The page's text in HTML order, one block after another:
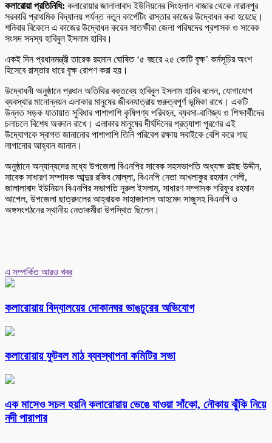
কলারোয়া প্রতিনিধি: কলারোয়ার জালালাবাদ ইউনিয়নের সিংহলাল বাজার থেকে নারানপুর
সরকারি প্রাথমিক বিদ্যালয় পর্যন্ত নতুন কার্পেটিং রাস্তার কাজের উদ্বোধন করা হয়েছে।
শনিবার বিকেলে এ কাজের উদ্বোধন করেন সাতক্ষীরা জেলা পরিষদের প্রশাসক ও সাবেক
সংসদ সদস্য হাবিবুল ইসলাম হাবিব।
একই দিন প্রধানমন্ত্রী তারেক রহমান ঘোষিত ‘৫ বছরে ২৫ কোটি বৃক্ষ’ কর্মসূচির অংশ
হিসেবে রাস্তার ধারে বৃক্ষ রোপণ করা হয়।
উদ্বোধনী অনুষ্ঠানে প্রধান অতিথির বক্তব্যে হাবিবুল ইসলাম হাবিব বলেন, যোগাযোগ
ব্যবস্থার মানোন্নয়ন এলাকার মানুষের জীবনযাত্রায় গুরুত্বপূর্ণ ভূমিকা রাখে। একটি
উন্নত সড়ক যাতায়াত সুবিধার পাশাপাশি কৃষিপণ্য পরিবহন, ব্যবসা-বাণিজ্য ও শিক্ষার্থীদের
চলাচলে বিশেষ অবদান রাখে। এলাকার মানুষের দীর্ঘদিনের প্রত্যাশা পূরণের এই
উদ্যোগকে স্বাগত জানানোর পাশাপাশি তিনি পরিবেশ রক্ষায় সবাইকে বেশি করে গাছ
লাগানোর আহ্বান জানান।
অনুষ্ঠানে অন্যান্যদের মধ্যে উপজেলা বিএনপির সাবেক সহসভাপতি অধ্যক্ষ রইছ উদ্দীন,
সাবেক সাধারণ সম্পাদক আব্দুর রকিব মোল্লা, বিএনপি নেতা আখলাকুর রহমান শেলী,
জালালাবাদ ইউনিয়ন বিএনপির সভাপতি নুরুল ইসলাম, সাধারণ সম্পাদক শরিফুর রহমান
আপেল, উপজেলা ছাত্রদলের আহ্বায়ক সাহাজালাল আহমেদ সাজুসহ বিএনপি ও
অঙ্গসংগঠনের স্থানীয় নেতাকর্মীরা উপস্থিত ছিলেন।
এ সম্পর্কিত আরও খবর
কলারোয়ায় বিদ্যালয়ের দোকানঘর ভাঙচুরের অভিযোগ
কলারোয়ায় ফুটবল মাঠ ব্যবস্থাপনা কমিটির সভা
এক মাসেও সচল হয়নি কলারোয়ায় ভেঙে যাওয়া সাঁকো, নৌকায় ঝুঁকি নিয়ে
নদী পারাপার